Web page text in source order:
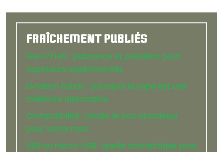
FRAÎCHEMENT PUBLIÉS
Gen PT140 : puissance et précision pour
vapoteurs expérimentés
Livraison tabac : pourquoi la vape est une
meilleure alternative
Compatibilité : choisir le bon atomiseur
pour votre mod
USB ou micro-USB : quelle connectique pour